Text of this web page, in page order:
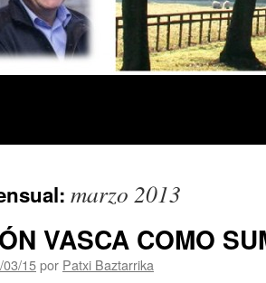
marzo 2013
VASCA COMO
15por Patxi Baztarrika